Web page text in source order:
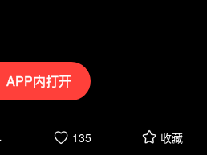
APP内打开
135 收藏